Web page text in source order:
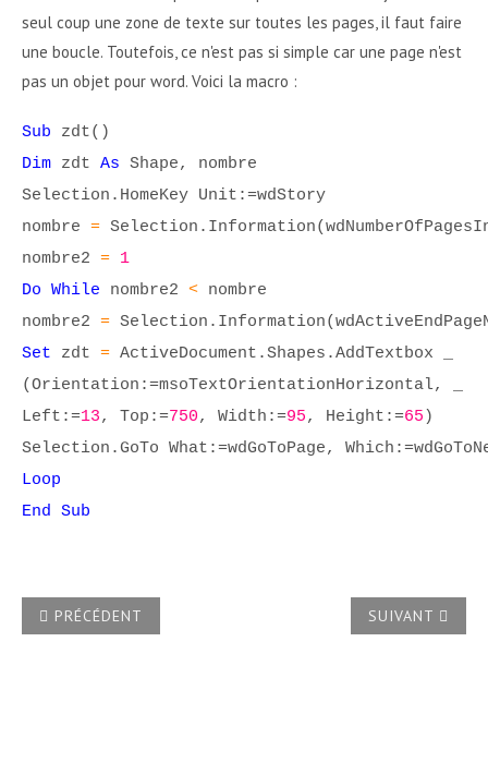
seul coup une zone de texte sur toutes les pages, il faut faire
une boucle. Toutefois, ce n'est pas si simple car une page n'est
pas un objet pour word. Voici la macro :
Sub zdt()
Dim zdt As Shape, nombre
Selection.HomeKey Unit:=wdStory
nombre =
nombre2 = 1
Do While nombre2 < nombre
nombre2 =
Set zdt = ActiveDocument.Shapes.AddTextbox _
(Orientation:=msoTextOrientationHorizontal, _
Left:=13, Top:=750, Width:=95, Height:=65 )
Selection.GoTo What:=wdGoToPage,
Loop
End Sub
ARTICLE PRÉCÉDENT : COMMENT VIA VBA INSÉRER DU
PRÉCÉDENT ARTICLE
SUIVANT